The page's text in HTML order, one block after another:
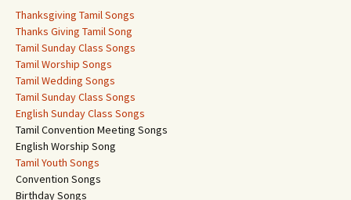
Thanksgiving Tamil Songs
Thanks Giving Tamil Song
Tamil Sunday Class Songs
Tamil Worship Songs
Tamil Wedding Songs
Tamil Sunday Class Songs
English Sunday Class Songs
Tamil Convention Meeting Songs
English Worship Song
Tamil Youth Songs
Convention Songs
Birthday Songs